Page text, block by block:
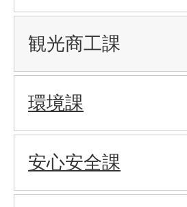
観光商工課
環境課
安心安全課